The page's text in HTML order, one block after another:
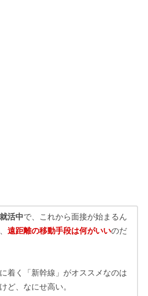
就活中で、これから面接が始まるん
遠距離の移動手段は何がいいのだ
着く「新幹線」がオススメなのは
ど、なにせ高い。